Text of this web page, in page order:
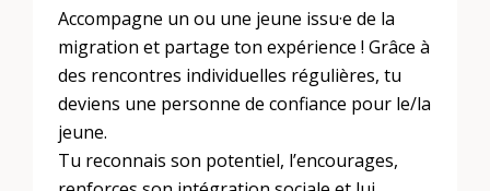
Accompagne un ou une jeune issu·e de la
migration et partage ton expérience ! Grâce à
des rencontres individuelles régulières, tu
deviens une personne de confiance pour le/la
jeune.
Tu reconnais son potentiel, l’encourages,